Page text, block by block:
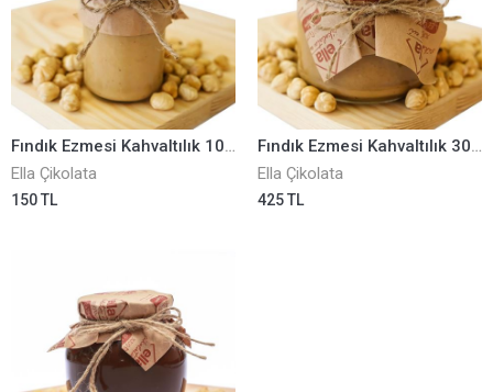
Fındık Ezmesi Kahvaltılık 100 Gr ELLA0001305
Ella Çikolata
150 TL
Fındık Ezmesi Kahvaltılık 300 Gr ELLA0001304
Ella Çikolata
425 TL